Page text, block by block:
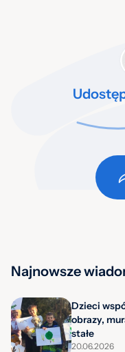
Najnowsze
Dzieci
obrazy,
stałe
20.06.2026